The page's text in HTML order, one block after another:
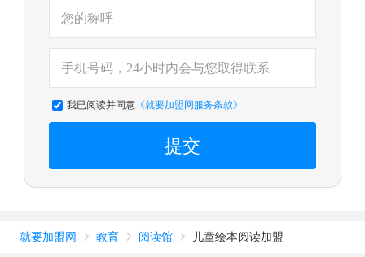
我已阅读并同意《就要加盟网服务条款》
提交
就要加盟网  教育  阅读馆  儿童绘本阅读加盟